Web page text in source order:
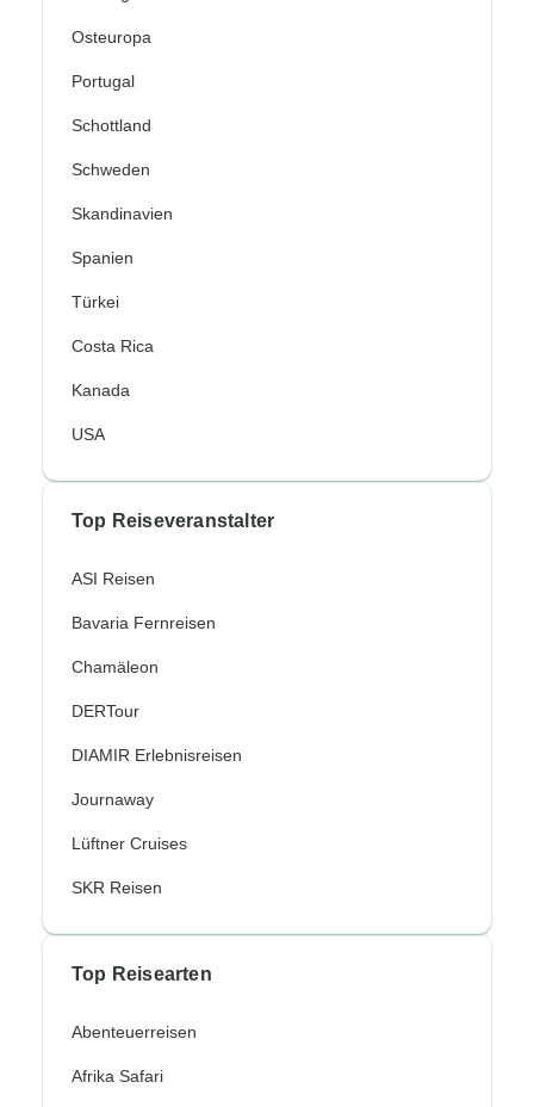
Osteuropa
Portugal
Schottland
Schweden
Skandinavien
Spanien
Türkei
Costa Rica
Kanada
USA
Top Reiseveranstalter
ASI Reisen
Bavaria Fernreisen
Chamäleon
DERTour
DIAMIR Erlebnisreisen
Journaway
Lüftner Cruises
SKR Reisen
Top Reisearten
Abenteuerreisen
Afrika Safari